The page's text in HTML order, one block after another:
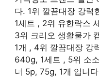
다. 1위 깔끔대장 강
1세트 , 2위 유한락스
3위 크리오 생활물가
1개 , 4위 깔끔대장 강
640g, 1세트 , 5위 소
너 5p, 75g, 1개 입니